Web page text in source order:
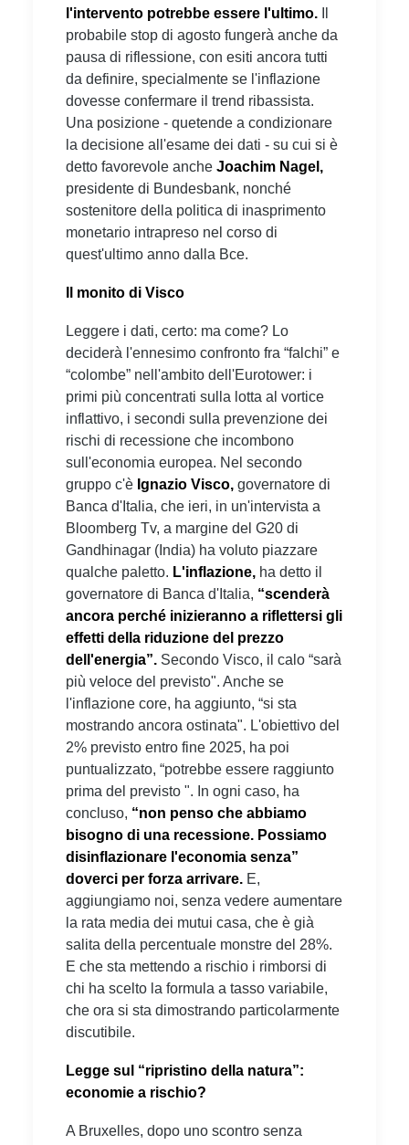
l'intervento potrebbe essere l'ultimo.
probabile stop di agosto fungerà anche da
pausa di riflessione, con esiti ancora tutti
da definire, specialmente se l'inflazione
dovesse confermare il trend ribassista.
Una posizione - quetende a condizionare
la decisione all'esame dei dati - su cui si è
detto favorevole anche Joachim Nagel,
presidente di Bundesbank, nonché
sostenitore della politica di inasprimento
monetario intrapreso nel corso di
quest'ultimo anno dalla Bce.
Il monito di Visco
Leggere i dati, certo: ma come? Lo
deciderà l'ennesimo confronto fra “falchi” e
“colombe” nell'ambito dell'Eurotower: i
primi più concentrati sulla lotta al vortice
inflattivo, i secondi sulla prevenzione dei
rischi di recessione che incombono
sull'economia europea. Nel secondo
gruppo c'è Ignazio Visco, governatore di
Banca d'Italia, che ieri, in un'intervista a
Bloomberg Tv, a margine del G20 di
Gandhinagar (India) ha voluto piazzare
qualche paletto. L'inflazione, ha detto il
governatore di Banca d'Italia, “scenderà
ancora perché inizieranno a riflettersi gli
effetti della riduzione del prezzo
dell'energia”. Secondo Visco, il calo “sarà
più veloce del previsto". Anche se
l'inflazione core, ha aggiunto, “si sta
mostrando ancora ostinata". L'obiettivo del
2% previsto entro fine 2025, ha poi
puntualizzato, “potrebbe essere raggiunto
prima del previsto ". In ogni caso, ha
concluso, “non penso che abbiamo
bisogno di una recessione. Possiamo
disinflazionare l'economia senza”
doverci per forza arrivare. E,
aggiungiamo noi, senza vedere aumentare
la rata media dei mutui casa, che è già
salita della percentuale monstre del 28%.
E che sta mettendo a rischio i rimborsi di
chi ha scelto la formula a tasso variabile,
che ora si sta dimostrando particolarmente
discutibile.
Legge sul “ripristino della natura”:
economie a rischio?
A Bruxelles, dopo uno scontro senza